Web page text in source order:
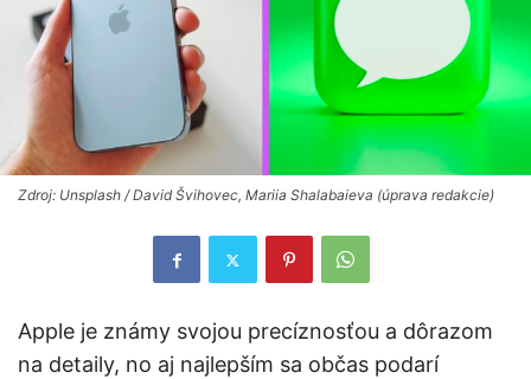
Zdroj: Unsplash / David Švihovec, Mariia Shalabaieva (úprava redakcie)
Apple je známy svojou precíznosťou a dôrazom
na detaily, no aj najlepším sa občas podarí